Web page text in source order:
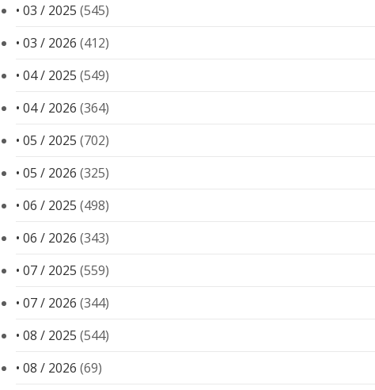
• 03 / 2025 (545)
• 03 / 2026 (412)
• 04 / 2025 (549)
• 04 / 2026 (364)
• 05 / 2025 (702)
• 05 / 2026 (325)
• 06 / 2025 (498)
• 06 / 2026 (343)
• 07 / 2025 (559)
• 07 / 2026 (344)
• 08 / 2025 (544)
• 08 / 2026 (69)